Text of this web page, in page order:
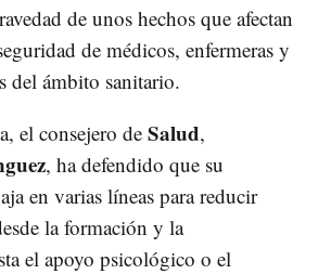
de unos hechos que afectan
de médicos, enfermeras y
del ámbito sanitario.
el consejero de Salud,
, ha defendido que su
en varias líneas para reducir
la formación y la
el apoyo psicológico o el